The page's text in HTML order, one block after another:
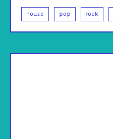
house pop rock